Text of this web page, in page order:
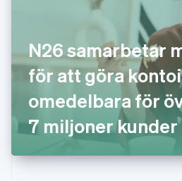
N26 samarbetar
för att göra
omedelbara för
7 miljoner kunder
English
Kroatien
Italiano
Lettland
Liechtenstein
Deutsch
Litauen
Luxemburg